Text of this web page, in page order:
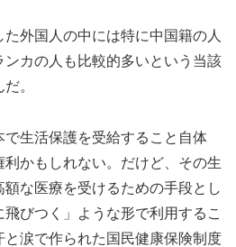
外国人の中には特に中国籍の人
カの人も比較的多いという当該
。
で生活保護を受給すること自体
かもしれない。だけど、その生
な医療を受けるための手段とし
びつく」ような形で利用するこ
と涙で作られた国民健康保険制度